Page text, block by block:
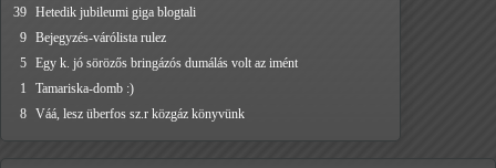
39 Hetedik jubileumi giga blogtali
9 Bejegyzés-várólista rulez
5 Egy k. jó sörözős bringázós dumálás volt az imént
1
Tamariska-domb :)
8 Váá, lesz überfos sz.r közgáz könyvünk